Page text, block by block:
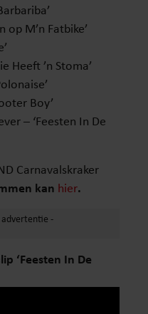
op M’n Fatbike’
Heeft ’n Stoma’
Boy’
– ‘Feesten In De
Carnavalskraker
kan hier.
‘Feesten In De